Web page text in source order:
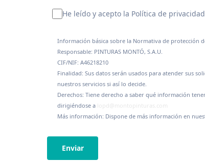
He leído y acepto la Política de privacidad
Información básica sobre la Normativa de protección
Responsable: PINTURAS MONTÓ, S.A.U.
CIF/NIF: A46218210
Finalidad: Sus datos serán usados para atender sus
nuestros servicios si así lo decide.
Derechos: Tiene derecho a saber qué información
dirigiéndose a
lopd@montopinturas.com
Más información: Dispone de más información en
Enviar